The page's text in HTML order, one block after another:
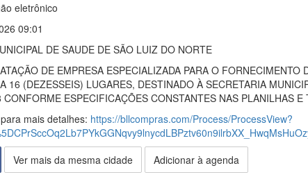
eletrônico
09:01
DE SAUDE DE SÃO LUIZ DO NORTE
DE EMPRESA ESPECIALIZADA PARA O
16 (DEZESSEIS) LUGARES, DESTINADO À SECRETARIA
ESPECIFICAÇÕES CONSTANTES NAS PLANILHAS
mais detalhes: https://bllcompras.com/Process/ProcessView?
Ver mais da mesma cidade Adicionar à agenda